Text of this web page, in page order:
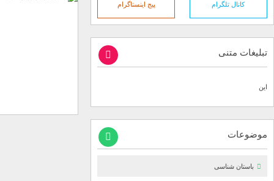
کانال تلگرام پیج اینستاگرام
تبلیغات متنی
این
موضوعات
باستان شناسی